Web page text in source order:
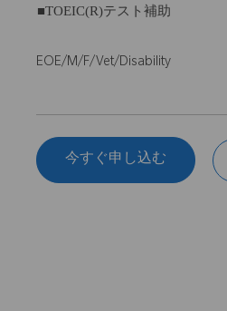
■TOEIC(R)テスト補助
EOE/M/F/Vet/Disability
今すぐ申し込む